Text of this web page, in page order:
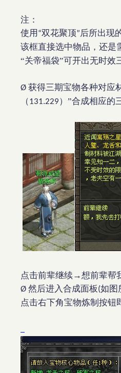
注：
使用 “双花聚顶”后所出现
该框直接选中物品，还是
“关帝福袋”可开出无时效
Ø 获得三期宝物各种对应
（131.229）”合成相应的
点击前辈继续→想前辈帮
Ø 然后进入合成面板(如图
点击右下角宝物炼制按钮